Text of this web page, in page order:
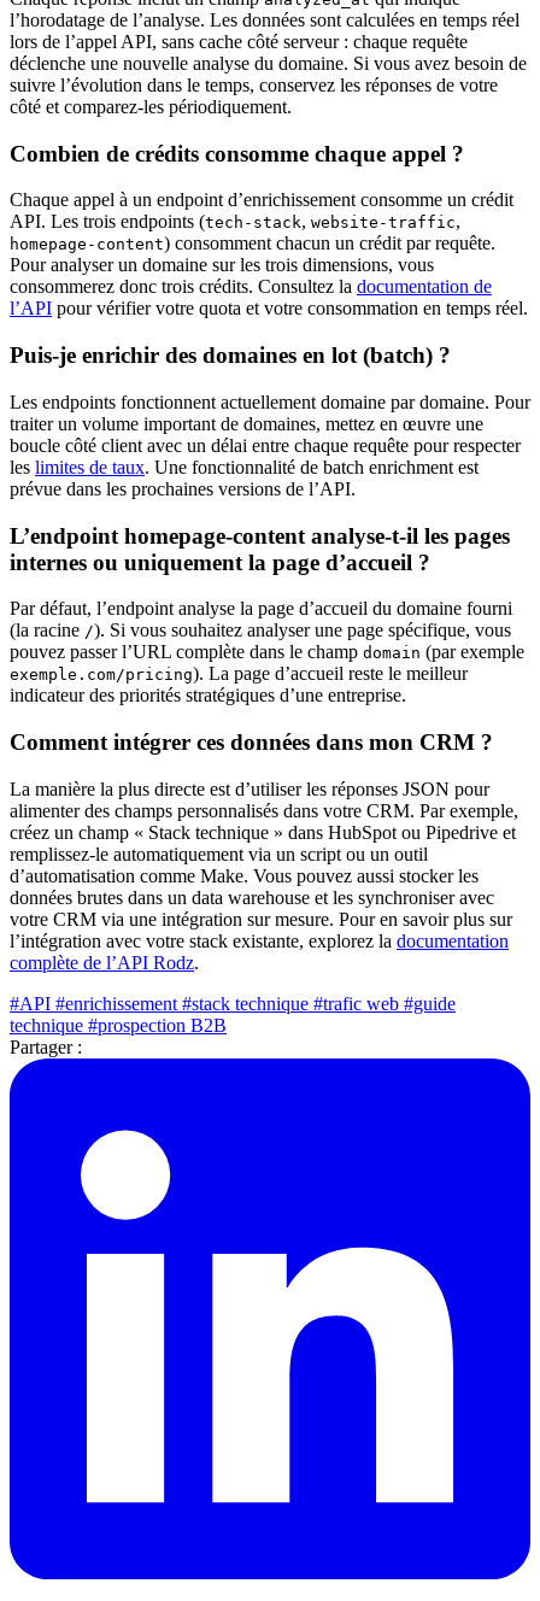
l’horodatage de l’analyse. Les données sont calculées en temps réel
lors de l’appel API, sans cache côté serveur : chaque requête
déclenche une nouvelle analyse du domaine. Si vous avez besoin de
suivre l’évolution dans le temps, conservez les réponses de votre
côté et comparez-les périodiquement.
Combien de crédits consomme chaque appel ?
Chaque appel à un endpoint d’enrichissement consomme un crédit
API. Les trois endpoints (tech-stack, website-traffic,
homepage-content) consomment chacun un crédit par requête.
Pour analyser un domaine sur les trois dimensions, vous
consommerez donc trois crédits. Consultez la documentation de
l’API pour vérifier votre quota et votre consommation en temps réel.
Puis-je enrichir des domaines en lot (batch) ?
Les endpoints fonctionnent actuellement domaine par domaine. Pour
traiter un volume important de domaines, mettez en œuvre une
boucle côté client avec un délai entre chaque requête pour respecter
les limites de taux. Une fonctionnalité de batch enrichment est
prévue dans les prochaines versions de l’API.
L’endpoint homepage-content analyse-t-il les pages
internes ou uniquement la page d’accueil ?
Par défaut, l’endpoint analyse la page d’accueil du domaine fourni
(la racine /). Si vous souhaitez analyser une page spécifique, vous
pouvez passer l’URL complète dans le champ domain (par exemple
exemple.com/pricing). La page d’accueil reste le meilleur
indicateur des priorités stratégiques d’une entreprise.
Comment intégrer ces données dans mon CRM ?
La manière la plus directe est d’utiliser les réponses JSON pour
alimenter des champs personnalisés dans votre CRM. Par exemple,
créez un champ « Stack technique » dans HubSpot ou Pipedrive et
remplissez-le automatiquement via un script ou un outil
d’automatisation comme Make. Vous pouvez aussi stocker les
données brutes dans un data warehouse et les synchroniser avec
votre CRM via une intégration sur mesure. Pour en savoir plus sur
l’intégration avec votre stack existante, explorez la documentation
complète de l’API Rodz.
#API #enrichissement #stack technique #trafic web #guide
technique #prospection B2B
Partager :